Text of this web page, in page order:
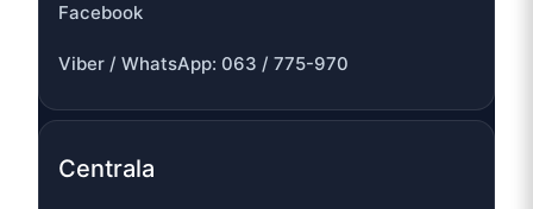
Facebook
Viber / WhatsApp: 063 / 775-970
Centrala